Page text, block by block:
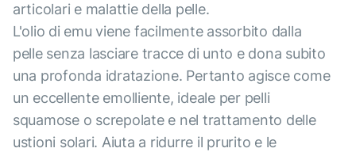
articolari e malattie della pelle.
L'olio di emu viene facilmente assorbito dalla
pelle senza lasciare tracce di unto e dona subito
una profonda idratazione. Pertanto agisce come
un eccellente emolliente, ideale per pelli
squamose o screpolate e nel trattamento delle
ustioni solari. Aiuta a ridurre il prurito e le